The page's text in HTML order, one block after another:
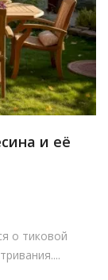
и её
о тиковой